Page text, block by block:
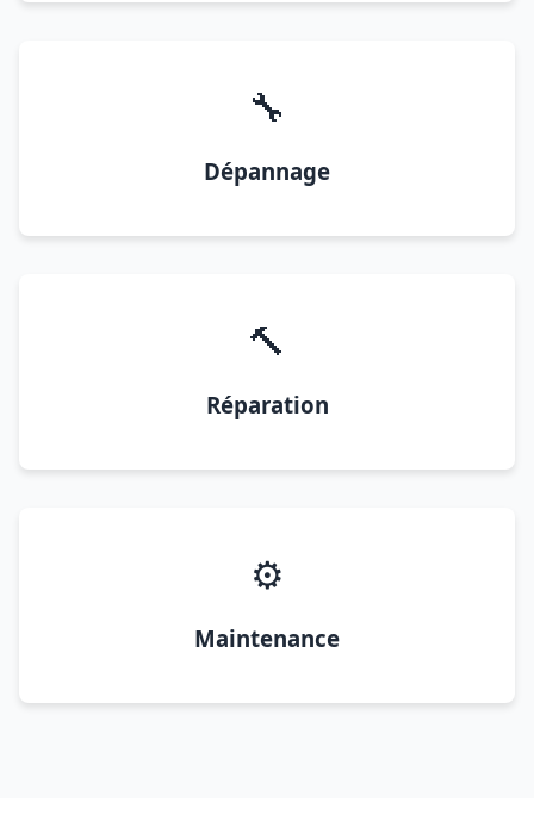
🔧
Dépannage
🔨
Réparation
⚙️
Maintenance